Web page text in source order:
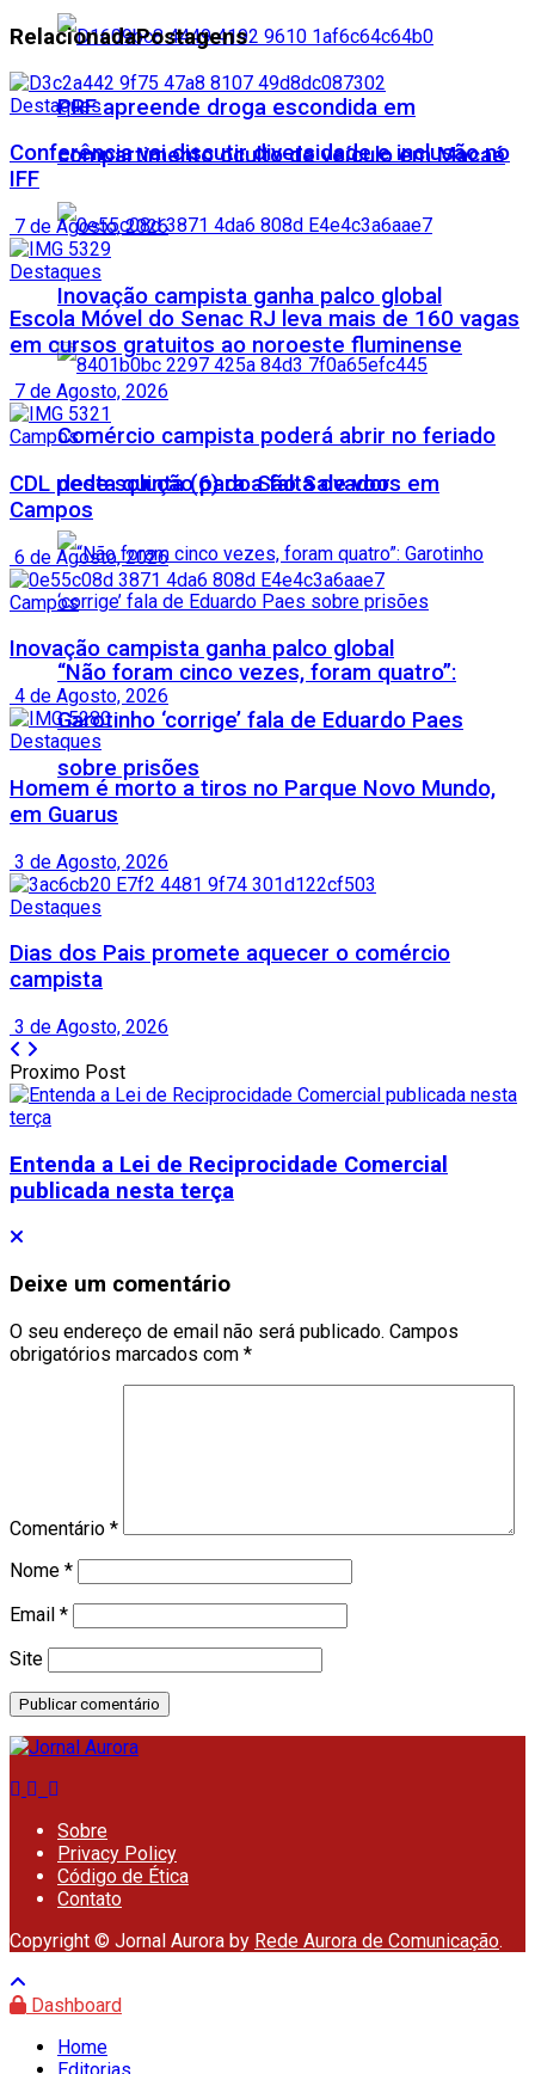
PRF apreende droga escondida em
compartimento oculto de veículo em Macaé
Inovação campista ganha palco global
Comércio campista poderá abrir no feriado
desta quinta (6) do São Salvador
“Não foram cinco vezes, foram quatro”:
Garotinho ‘corrige’ fala de Eduardo Paes
sobre prisões
RelacionadaPostagens
Destaques
Conferência vai discutir diversidade e inclusão no
IFF
7 de Agosto, 2026
Destaques
Escola Móvel do Senac RJ leva mais de 160 vagas
em cursos gratuitos ao noroeste fluminense
7 de Agosto, 2026
Campos
CDL pede solução para a falta de voos em
Campos
6 de Agosto, 2026
Campos
Inovação campista ganha palco global
4 de Agosto, 2026
Destaques
Homem é morto a tiros no Parque Novo Mundo,
em Guarus
3 de Agosto, 2026
Destaques
Dias dos Pais promete aquecer o comércio
campista
3 de Agosto, 2026
Proximo Post
Entenda a Lei de Reciprocidade Comercial
publicada nesta terça
Deixe um comentário
O seu endereço de email não será publicado. Campos
obrigatórios marcados com *
Comentário *
Nome *
Email *
Site
Sobre
Privacy Policy
Código de Ética
Contato
Copyright © Jornal Aurora by Rede Aurora de Comunicação.
Dashboard
Home